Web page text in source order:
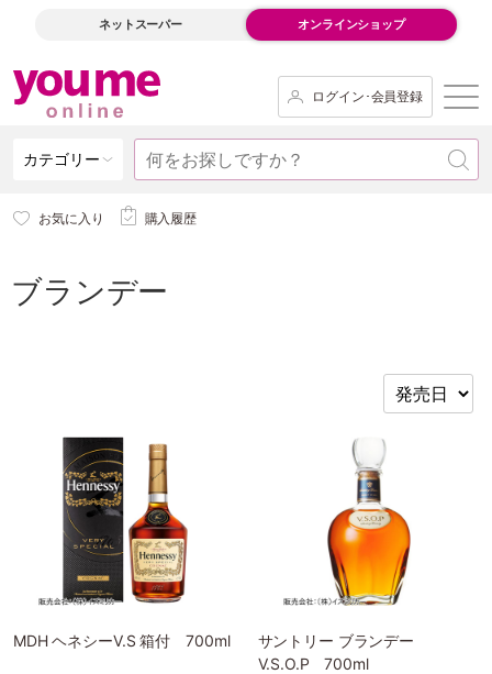
ネットスーパー オンラインショップ
ログイン･会員登録
カテゴリー
お気に入り 購入履歴
ブランデー
MDH ヘネシーV.S 箱付 700ml
サントリー ブランデー
V.S.O.P 700ml